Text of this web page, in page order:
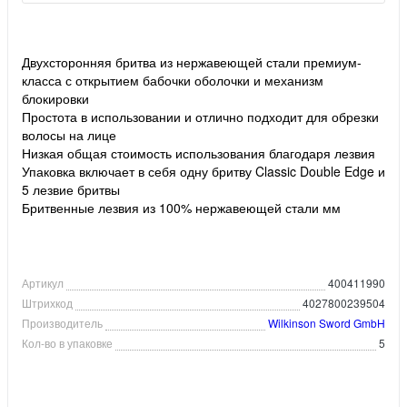
Двухсторонняя бритва из нержавеющей стали премиум-
класса с открытием бабочки оболочки и механизм
блокировки
Простота в использовании и отлично подходит для обрезки
волосы на лице
Низкая общая стоимость использования благодаря лезвия
Упаковка включает в себя одну бритву Classic Double Edge и
5 лезвие бритвы
Бритвенные лезвия из 100% нержавеющей стали мм
Артикул
400411990
Штрихкод
4027800239504
Производитель
Wilkinson Sword GmbH
Кол-во в упаковке
5